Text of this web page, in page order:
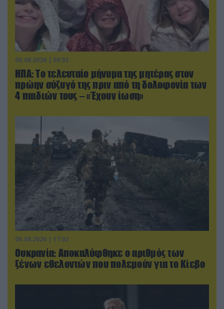
06.08.2026 | 09:02
ΗΠΑ: Το τελευταίο μήνυμα της μητέρας στον
πρώην σύζυγό της πριν από τη δολοφονία των
4 παιδιών τους – «Έχουν ίωση»
06.08.2026 | 17:02
Ουκρανία: Αποκαλύφθηκε ο αριθμός των
ξένων εθελοντών που πολεμούν για το Κίεβο